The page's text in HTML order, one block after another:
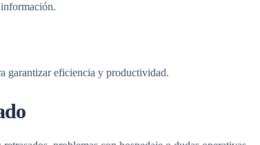
garantizar eficiencia y productividad.